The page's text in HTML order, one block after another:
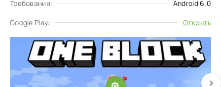
Требования: Android 6.0
Google Play: Открыть